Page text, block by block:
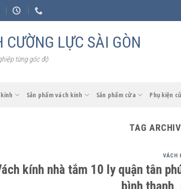
CƯỜNG LỰC SÀI GÒN
từng góc độ
Sản phẩm vách kính Sản phẩm cửa Phụ kiện
TAG
VÁCH
kính nhà tắm 10 ly quận tân
bình